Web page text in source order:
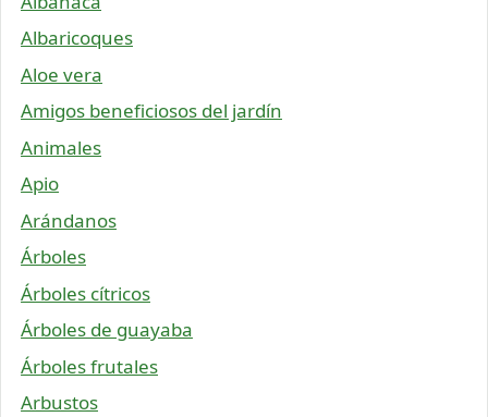
Albaricoques
Aloe vera
Amigos beneficiosos del jardín
Animales
Apio
Arándanos
Árboles
Árboles cítricos
Árboles de guayaba
Árboles frutales
Arbustos